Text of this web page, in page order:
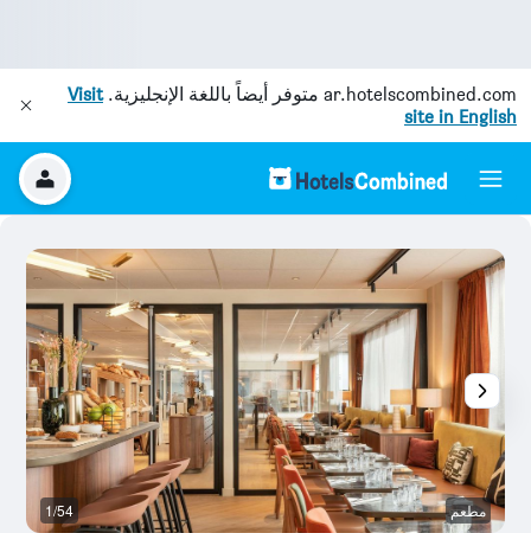
ar.hotelscombined.com متوفر أيضاً باللغة الإنجليزية.Visit
site in English
مطعم 1/54